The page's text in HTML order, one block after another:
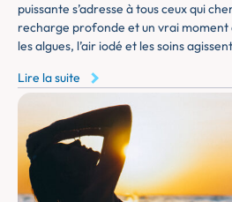
puissante s’adresse à tous ceux qui
recharge profonde et un vrai moment
les algues, l’air iodé et les soins
Lire la suite